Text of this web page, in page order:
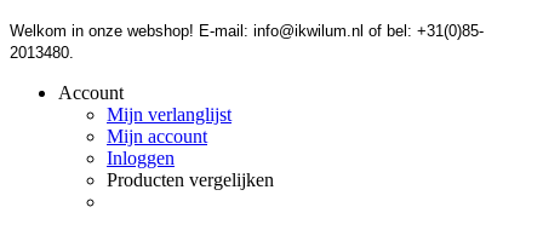
Welkom in onze webshop! E-mail: info@ikwilum.nl of bel: +31(0)85-
2013480.
Account
Mijn verlanglijst
Mijn account
Inloggen
Producten vergelijken